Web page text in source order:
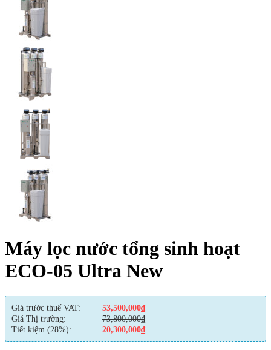
Máy lọc nước tổng sinh hoạt
ECO-05 Ultra New
Giá trước thuế VAT: 53,500,000₫
Giá Thị trường:
73,800,000₫
Tiết kiệm (28%):
20,300,000₫